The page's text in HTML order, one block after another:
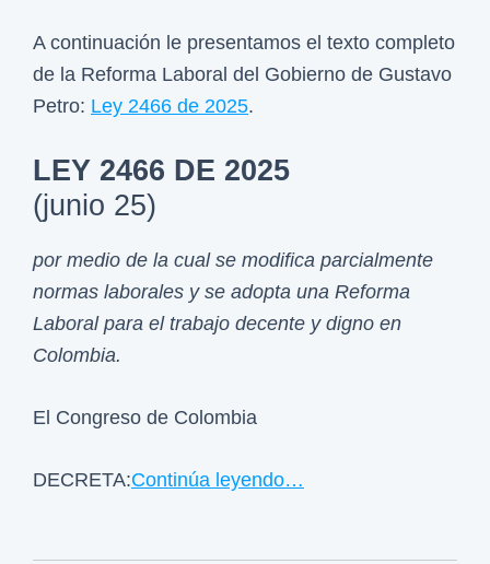
A continuación le presentamos el texto completo
de la Reforma Laboral del Gobierno de Gustavo
Petro: Ley 2466 de 2025.
LEY 2466 DE 2025
(junio 25)
por medio de la cual se modifica parcialmente
normas laborales y se adopta una Reforma
Laboral para el trabajo decente y digno en
Colombia.
El Congreso de Colombia
DECRETA:Continúa leyendo…